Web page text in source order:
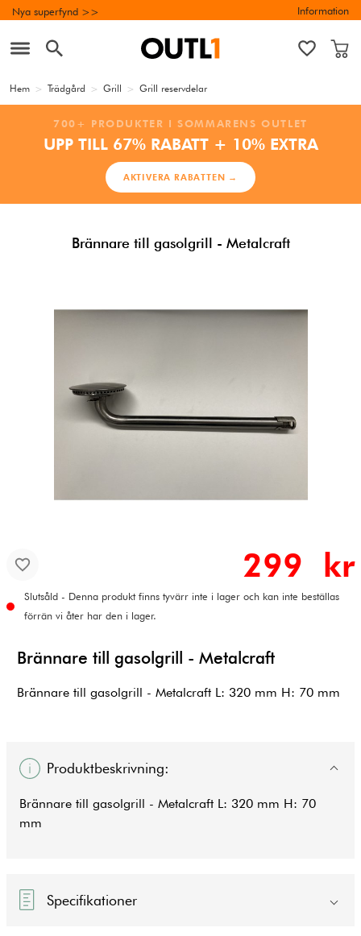
Nya superfynd >> Information
Hem > Trädgård > Grill > Grill reservdelar
700+ PRODUKTER I SOMMARENS OUTLET
UPP TILL 67% RABATT + 10% EXTRA
AKTIVERA RABATTEN →
Brännare till gasolgrill - Metalcraft
299 kr
Slutsåld - Denna produkt finns tyvärr inte i lager och kan inte beställas
förrän vi åter har den i lager.
Brännare till gasolgrill - Metalcraft
Brännare till gasolgrill - Metalcraft L: 320 mm H: 70 mm
Produktbeskrivning:
Brännare till gasolgrill - Metalcraft L: 320 mm H: 70
mm
Specifikationer